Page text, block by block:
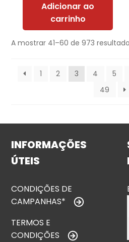
Adicionar ao
carrinho
A mostrar 41–60 de 973
1 2 3 4 5
49
INFORMAÇÕES
ÚTEIS
CONDIÇÕES DE
CAMPANHAS*
TERMOS E
CONDIÇÕES